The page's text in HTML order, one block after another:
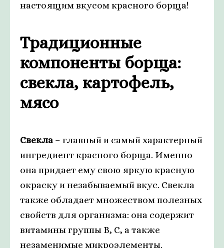
настоящим вкусом красного борща!
Традиционные
компоненты борща:
свекла, картофель,
мясо
Свекла – главный и самый характерный
ингредиент красного борща. Именно
она придает ему свою яркую красную
окраску и незабываемый вкус. Свекла
также обладает множеством полезных
свойств для организма: она содержит
витамины группы В, С, а также
незаменимые микроэлементы.